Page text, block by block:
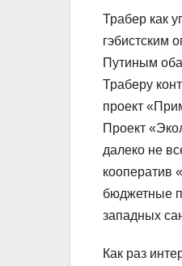
Трабер как
гэбистским
Путиным
Траберу
проект
Проект
далеко не
кооператив
бюджетные
западных
Как раз